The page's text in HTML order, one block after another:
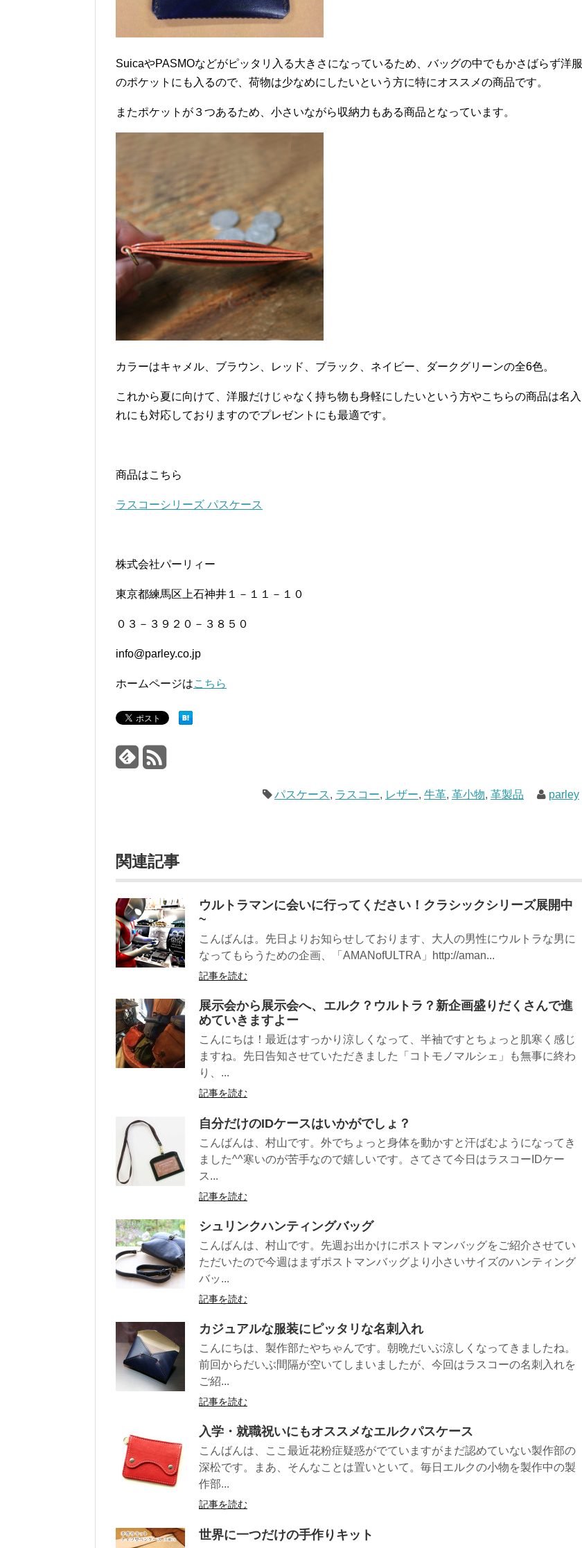
SuicaやPASMOなどがピッタリ入る大きさになっているため、バッグの中でもかさばらず洋服
のポケットにも入るので、荷物は少なめにしたいという方に特にオススメの商品です。
またポケットが３つあるため、小さいながら収納力もある商品となっています。
カラーはキャメル、ブラウン、レッド、ブラック、ネイビー、ダークグリーンの全6色。
これから夏に向けて、洋服だけじゃなく持ち物も身軽にしたいという方やこちらの商品は名入
れにも対応しておりますのでプレゼントにも最適です。
商品はこちら
ラスコーシリーズ パスケース
株式会社パーリィー
東京都練馬区上石神井１－１１－１０
０３－３９２０－３８５０
info@parley.co.jp
ホームページはこちら
パスケース, ラスコー, レザー,牛革,革小物,革製品 parley
関連記事
ウルトラマンに会いに行ってください！クラシックシリーズ展開中
~
こんばんは。先日よりお知らせしております、大人の男性にウルトラな男に
なってもらうための企画、「AMANofULTRA」http://aman...
記事を読む
展示会から展示会へ、エルク？ウルトラ？新企画盛りだくさんで進
めていきますよー
こんにちは！最近はすっかり涼しくなって、半袖ですとちょっと肌寒く感じ
ますね。先日告知させていただきました「コトモノマルシェ」も無事に終わ
り、...
記事を読む
自分だけのIDケースはいかがでしょ？
こんばんは、村山です。外でちょっと身体を動かすと汗ばむようになってき
ました^^寒いのが苦手なので嬉しいです。さてさて今日はラスコーIDケー
ス...
記事を読む
シュリンクハンティングバッグ
こんばんは、村山です。先週お出かけにポストマンバッグをご紹介させてい
ただいたので今週はまずポストマンバッグより小さいサイズのハンティング
バッ...
記事を読む
カジュアルな服装にピッタリな名刺入れ
こんにちは、製作部たやちゃんです。朝晩だいぶ涼しくなってきましたね。
前回からだいぶ間隔が空いてしまいましたが、今回はラスコーの名刺入れを
ご紹...
記事を読む
入学・就職祝いにもオススメなエルクパスケース
こんばんは、ここ最近花粉症疑惑がでていますがまだ認めていない製作部の
深松です。まあ、そんなことは置いといて。毎日エルクの小物を製作中の製
作部...
記事を読む
世界に一つだけの手作りキット